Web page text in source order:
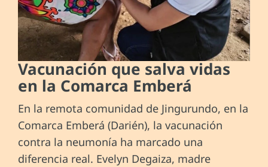
Vacunación que salva vidas
en la Comarca Emberá
En la remota comunidad de Jingurundo, en la
Comarca Emberá (Darién), la vacunación
contra la neumonía ha marcado una
diferencia real. Evelyn Degaiza, madre